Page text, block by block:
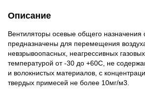
Описание
Вентиляторы осевые общего назначения
предназначены для перемещения
невзрывоопасных, неагрессивных
температурой от -30 до +60С, не
и волокнистых материалов, с
твердых примесей не более 10мг/м3.